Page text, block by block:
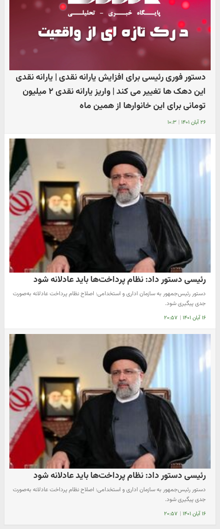
دستور فوری رئیسی برای افزایش یارانه نقدی | یارانه نقدی
این دهک ها تغییر می کند | واریز یارانه نقدی ۲ میلیون
تومانی برای این خانوارها از همین ماه
۲۶ آبان ۱۴۰۱ | ۱۰:۳
رئیسی دستور داد: نظام پرداخت‌ها باید عادلانه شود
دستور رئیس‌جمهور به سازمان اداری و استخدامی: اصلاح نظام پرداخت عادلانه به‌صورت‌
جدی پیگیری شود.
۱۶ آبان ۱۴۰۱ | ۲۰:۵۷
رئیسی دستور داد: نظام پرداخت‌ها باید عادلانه شود
دستور رئیس‌جمهور به سازمان اداری و استخدامی: اصلاح نظام پرداخت عادلانه به‌صورت‌
جدی پیگیری شود.
۱۶ آبان ۱۴۰۱ | ۲۰:۵۷